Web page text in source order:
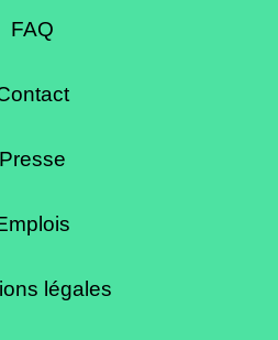
FAQ
Presse
légales